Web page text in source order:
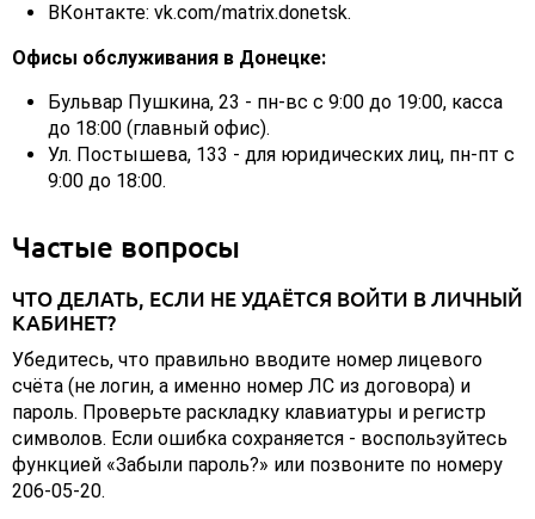
ВКонтакте: vk.com/matrix.donetsk.
Офисы обслуживания в Донецке:
Бульвар Пушкина, 23 - пн-вс с 9:00 до 19:00, касса
до 18:00 (главный офис).
Ул. Постышева, 133 - для юридических лиц, пн-пт с
9:00 до 18:00.
Частые вопросы
ЧТО ДЕЛАТЬ, ЕСЛИ НЕ УДАЁТСЯ ВОЙТИ В ЛИЧНЫЙ
КАБИНЕТ?
Убедитесь, что правильно вводите номер лицевого
счёта (не логин, а именно номер ЛС из договора) и
пароль. Проверьте раскладку клавиатуры и регистр
символов. Если ошибка сохраняется - воспользуйтесь
функцией «Забыли пароль?» или позвоните по номеру
206-05-20.